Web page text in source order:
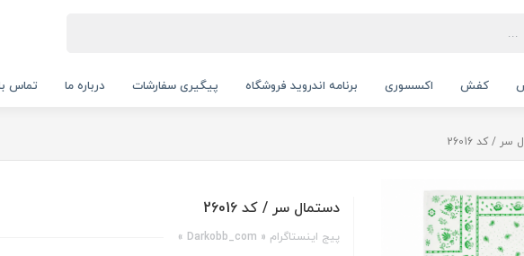
کفش اکسسوری برنامه اندروید فروشگاه پیگیری سفارشات درباره ما تماس
/ کد 26016
دستمال سر / کد 26016
پیج اینستاگرام « Darkobb_com »